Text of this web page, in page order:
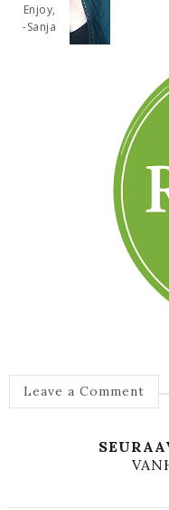
Enjoy,
-Sanja
Leave a Comment